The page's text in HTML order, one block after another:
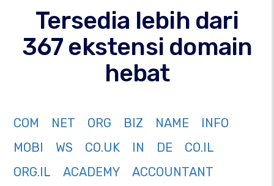
Tersedia lebih dari
367 ekstensi domain
hebat
COM NET ORG BIZ NAME
INFO
MOBI
WS CO.UK IN DE
CO.IL
ORG.IL
ACADEMY
ACCOUNTANT